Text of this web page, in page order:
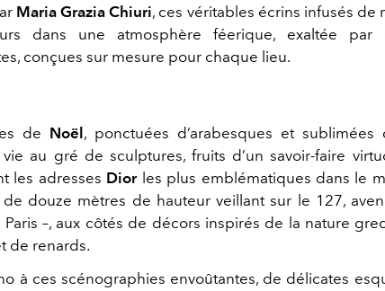
Maria Grazia Chiuri, ces véritables écrins infusés de
dans une atmosphère féerique, exaltée par
conçues sur mesure pour chaque lieu.
de Noël , ponctuées d’arabesques et sublimées
au gré de sculptures, fruits d’un savoir-faire
les adresses Diorles plus emblématiques dans le
de douze mètres de hauteur veillant sur le 127,
Paris –, aux côtés de décors inspirés de la nature
de renards.
à ces scénographies envoûtantes, de délicates